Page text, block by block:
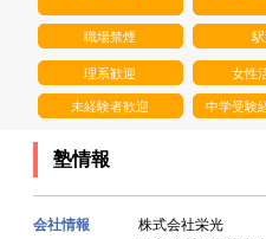
職場禁煙
理系歓迎 女性
未経験者歓迎 中学受験
塾情報
会社情報
株式会社栄光